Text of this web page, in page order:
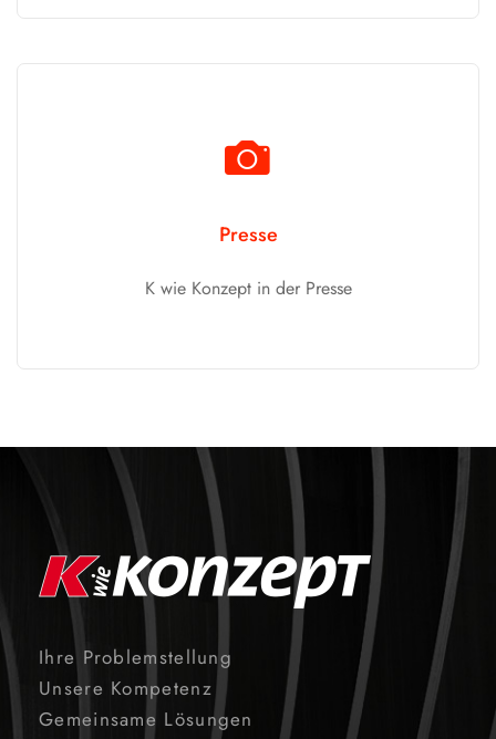
Presse
K wie Konzept in der Presse
Ihre Problemstellung
Unsere Kompetenz
Gemeinsame Lösungen